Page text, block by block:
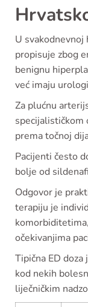
U svakodnevnoj
propisuje zbog
benignu
već imaju
Za plućnu
specijalističkom
prema točnoj
Pacijenti često
bolje od
Odgovor je
terapiju je
očekivanjima
Tipična ED
kod nekih
liječničkim